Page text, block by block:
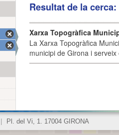
Resultat de la
Xarxa Topogràfica
La Xarxa Topogràfica
municipi de Girona i
Pl. del Vi, 1. 17004 GIRONA